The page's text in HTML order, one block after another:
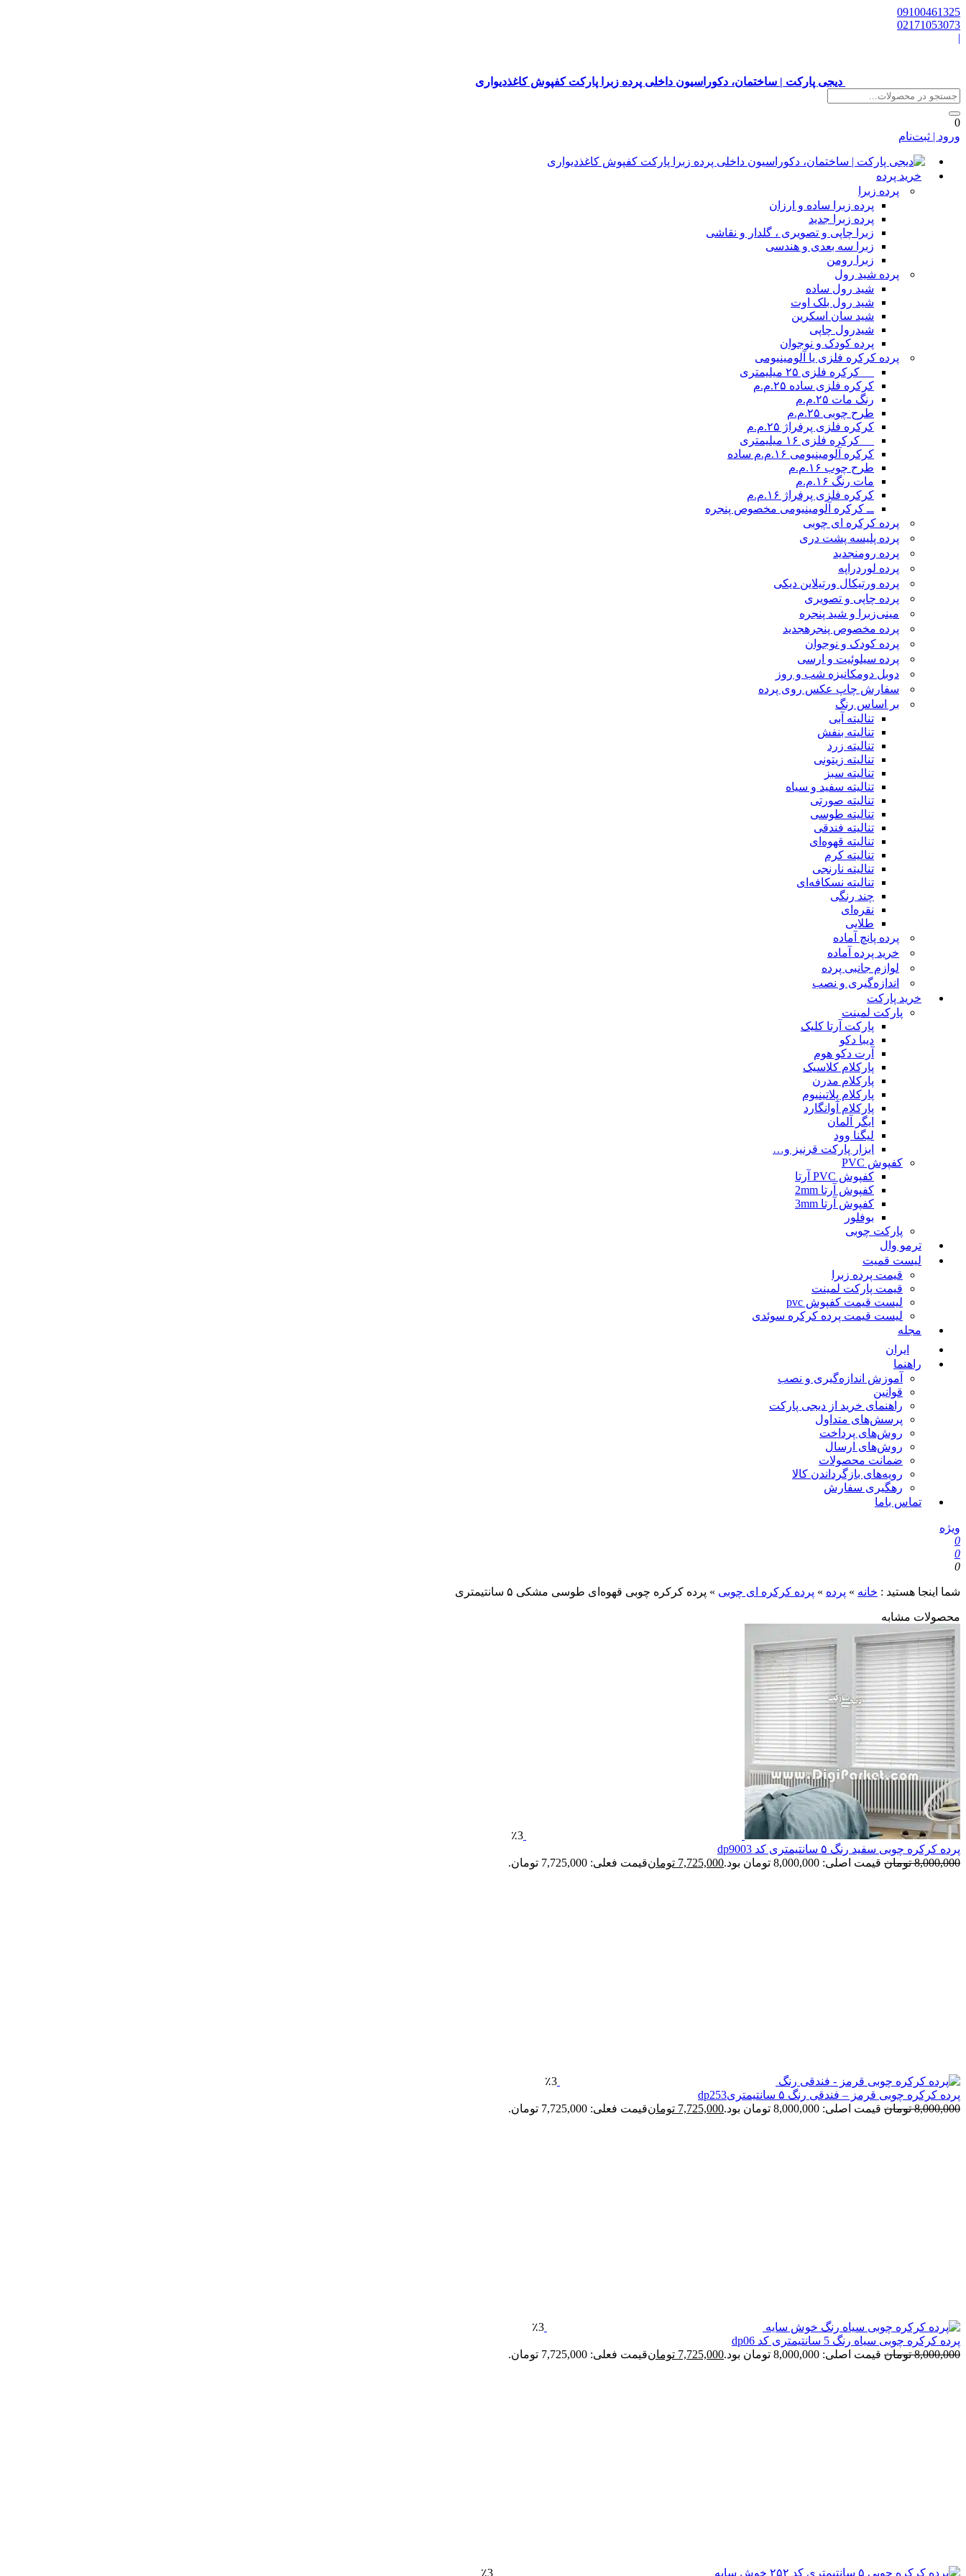
09100461325
02171053073
|
دیجی پارکت | ساختمان، دکوراسیون داخلی پرده زبرا پارکت کفپوش کاغذدیواری
0
ورود | ثبت‌نام
خرید پرده
پرده زبرا
پرده زبرا ساده و ارزان
پرده زبرا جدید
زبرا چاپی و تصویری ، گلدار و نقاشی
زبرا سه بعدی و هندسی
زبرا رومن
پرده شید رول
شید رول ساده
شید رول بلک اوت
شید سان اسکرین
شیدرول چاپی
پرده کودک و نوجوان
پرده کرکره فلزی یا آلومینیومی
__ کرکره فلزی ۲۵ میلیمتری
کرکره فلزی ساده ۲۵.م.م
رنگ مات ۲۵.م.م
طرح چوبی ۲۵.م.م
کرکره فلزی پرفراژ ۲۵.م.م
__ کرکره فلزی ۱۶ میلیمتری
کرکره آلومینیومی ۱۶.م.م ساده
طرح چوب ۱۶.م.م
مات رنگ ۱۶.م.م
کرکره فلزی پرفراژ ۱۶.م.م
ــ کرکره آلومینیومی مخصوص پنجره
پرده کرکره ای چوبی
پرده پلیسه پشت دری
پرده رومنجدید
پرده لوردراپه
پرده ورتیکال ورتیلاین دیکی
پرده چاپی و تصویری
مینی‌زبرا و شید پنجره
پرده مخصوص پنجرهجدید
پرده کودک و نوجوان
پرده سیلوئیت و ارسی
دوبل دومکانیزه شب و روز
سفارش چاپ عکس روی پرده
بر اساس رنگ
تنالیته آبی
تنالیته بنفش
تنالیته زرد
تنالیته زیتونی
تنالیته سبز
تنالیته سفید و سیاه
تنالیته صورتی
تنالیته طوسی
تنالیته فندقی
تنالیته قهوه‌ای
تنالیته کرم
تنالیته نارنجی
تنالیته نسکافه‌ای
چند رنگی
نقره‌ای
طلایی
پرده پانچ آماده
خرید پرده آماده
لوازم جانبی پرده
اندازه‌گیری و نصب
خرید پارکت
پارکت لمینت
پارکت آرتا کلیک
دیبا دکو
آرت دکو هوم
پارکلام کلاسیک
پارکلام مدرن
پارکلام پلاتینیوم
پارکلام آوانگارد
ایگر آلمان
لیگنا وود
ابزار پارکت قرنیز و…
کفپوش PVC
کفپوش PVC آرتا
کفپوش آرتا 2mm
کفپوش آرتا 3mm
بوفلور
پارکت چوبی
ترمو وال
لیست قمیت
قیمت پرده زبرا
قیمت پارکت لمینت
لیست قیمت کفپوش pvc
لیست قیمت پرده کرکره سوئدی
مجله
ایران
راهنما
آموزش اندازه‌گیری و نصب
قوانین
راهنمای خرید از دیجی پارکت
پرسش‌های متداول
روش‌های پرداخت
روش‌های ارسال
ضمانت محصولات
رویه‌های بازگرداندن کالا
رهگیری سفارش
تماس باما
ویژه
0
0
0
شما اینجا هستید : خانه » پرده » پرده کرکره ای چوبی » پرده کرکره چوبی قهوه‌ای طوسی مشکی ۵ سانتیمتری
محصولات مشابه
٪3
پرده کرکره چوبی سفید رنگ ۵ سانتیمتری کد dp9003
8,000,000 تومان قیمت اصلی: 8,000,000 تومان بود. 7,725,000 تومانقیمت فعلی: 7,725,000 تومان.
٪3
پرده کرکره چوبی قرمز – فندقی رنگ ۵ سانتیمتریdp253
8,000,000 تومان قیمت اصلی: 8,000,000 تومان بود. 7,725,000 تومانقیمت فعلی: 7,725,000 تومان.
٪3
پرده کرکره چوبی سیاه رنگ 5 سانتیمتری کد dp06
8,000,000 تومان قیمت اصلی: 8,000,000 تومان بود. 7,725,000 تومانقیمت فعلی: 7,725,000 تومان.
٪3